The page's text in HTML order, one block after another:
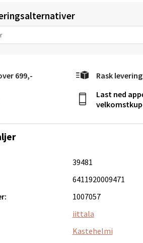
699,- Rask levering
Last ned
39481
6411920009471
1007057
iittala
Kastehelmi